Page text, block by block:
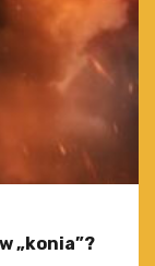
„konia”?